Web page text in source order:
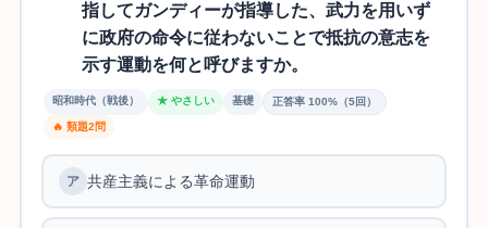
指してガンディーが指導した、武力を用いず
に政府の命令に従わないことで抵抗の意志を
示す運動を何と呼びますか。
昭和時代（戦後） ★ やさしい 基礎 正答率 100%（5回）
🔥 類題2問
共産主義による革命運動